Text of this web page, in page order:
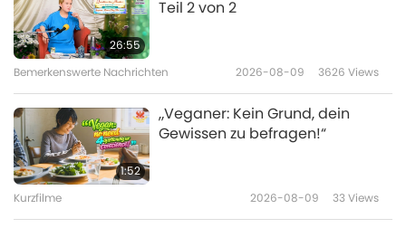
12:22
Gesünder durch den richtigen
Moringa Oleifera, der
26:55
Teil 2 von 2
Bemerkenswerte Nachrichten 2026-08-09 3626 Views
1:52
„Veganer: Kein Grund, dein
Gewissen zu befragen!“
Kurzfilme 2026-08-09 33Views